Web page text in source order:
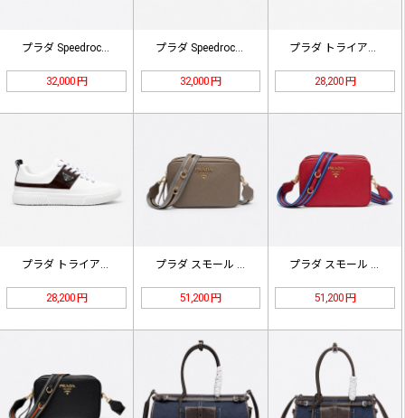
プラダ Speedrock ドロース…
32,000 円
プラダ Speedrock ドロース…
32,000 円 28,200 円
プラダ トライアングルロゴ クロコパ…
28,200 円
プラダ スモール レザー ショルダー…
51,200 円
プラダ スモール レザー ショルダー…
51,200 円